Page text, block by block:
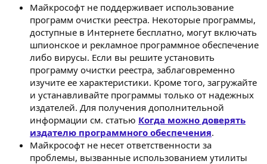
Майкрософт не поддерживает использование
программ очистки реестра. Некоторые программы,
доступные в Интернете бесплатно, могут включать
шпионское и рекламное программное обеспечение
либо вирусы. Если вы решите установить
программу очистки реестра, заблаговременно
изучите ее характеристики. Кроме того, загружайте
и устанавливайте программы только от надежных
издателей. Для получения дополнительной
информации см. статью Когда можно доверять
издателю программного обеспечения.
Майкрософт не несет ответственности за
проблемы, вызванные использованием утилиты